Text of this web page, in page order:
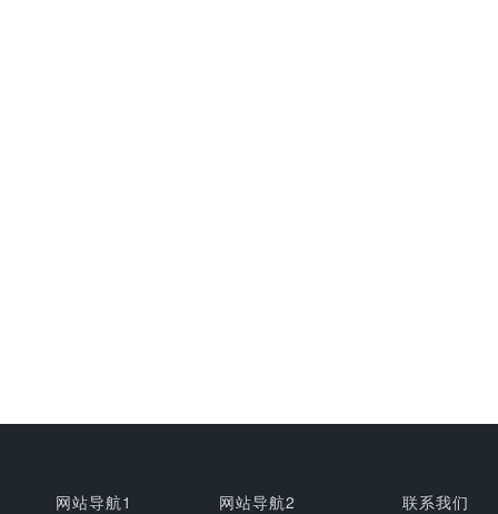
网站导航1 网站导航2 联系我们